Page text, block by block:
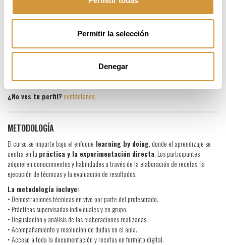
Permitir la selección
Denegar
Profesionales del sector de la restauración:
Cocineros/as
Profesores de cocina
¿No ves tu perfil? contáctanos.
METODOLOGÍA
El curso se imparte bajo el enfoque learning by doing, donde el aprendizaje se
centra en la práctica y la experimentación directa. Los participantes
adquieren conocimientos y habilidades a través de la elaboración de recetas, la
ejecución de técnicas y la evaluación de resultados.
La metodología incluye:
• Demostraciones técnicas en vivo por parte del profesorado.
• Prácticas supervisadas individuales y en grupo.
• Degustación y análisis de las elaboraciones realizadas.
• Acompañamiento y resolución de dudas en el aula.
• Acceso a toda la documentación y recetas en formato digital.